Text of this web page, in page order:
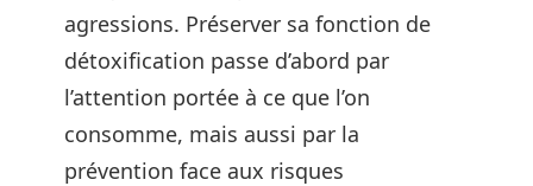
agressions. Préserver sa fonction de
détoxification passe d’abord par
l’attention portée à ce que l’on
consomme, mais aussi par la
prévention face aux risques